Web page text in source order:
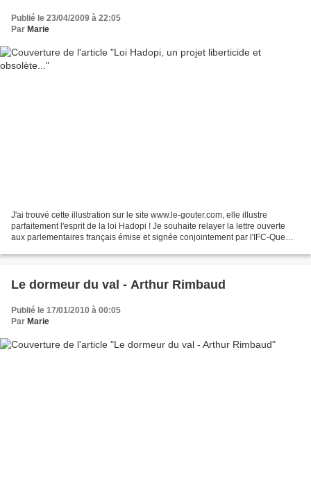
Publié le 23/04/2009 à 22:05
Par Marie
J'ai trouvé cette illustration sur le site www.le-gouter.com, elle illustre
parfaitement l'esprit de la loi Hadopi ! Je souhaite relayer la lettre ouverte
aux parlementaires français émise et signée conjointement par l'IFC-Que
Le dormeur du val - Arthur Rimbaud
Publié le 17/01/2010 à 00:05
Par Marie